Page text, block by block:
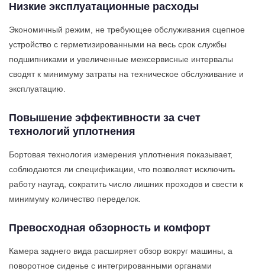
Низкие эксплуатационные расходы
Экономичный режим, не требующее обслуживания сцепное
устройство с герметизированными на весь срок службы
подшипниками и увеличенные межсервисные интервалы
сводят к минимуму затраты на техническое обслуживание и
эксплуатацию.
Повышение эффективности за счет
технологий уплотнения
Бортовая технология измерения уплотнения показывает,
соблюдаются ли спецификации, что позволяет исключить
работу наугад, сократить число лишних проходов и свести к
минимуму количество переделок.
Превосходная обзорность и комфорт
Камера заднего вида расширяет обзор вокруг машины, а
поворотное сиденье с интегрированными органами